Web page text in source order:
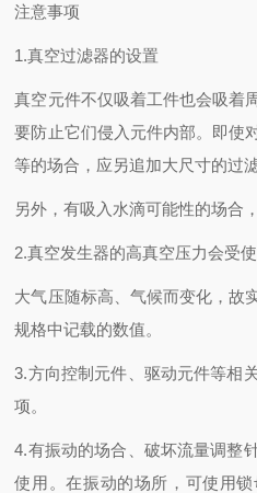
注意事项
1.真空过滤器的设置
真空元件不仅吸着工件也会吸着
要防止它们侵入元件内部。即使
等的场合，应另追加大尺寸的过滤
另外，有吸入水滴可能性的场合
2.真空发生器的高真空压力会受
大气压随标高、气候而变化，故
规格中记载的数值。
3.方向控制元件、驱动元件等相
项。
4.有振动的场合、破坏流量调整
使用。在振动的场所，可使用